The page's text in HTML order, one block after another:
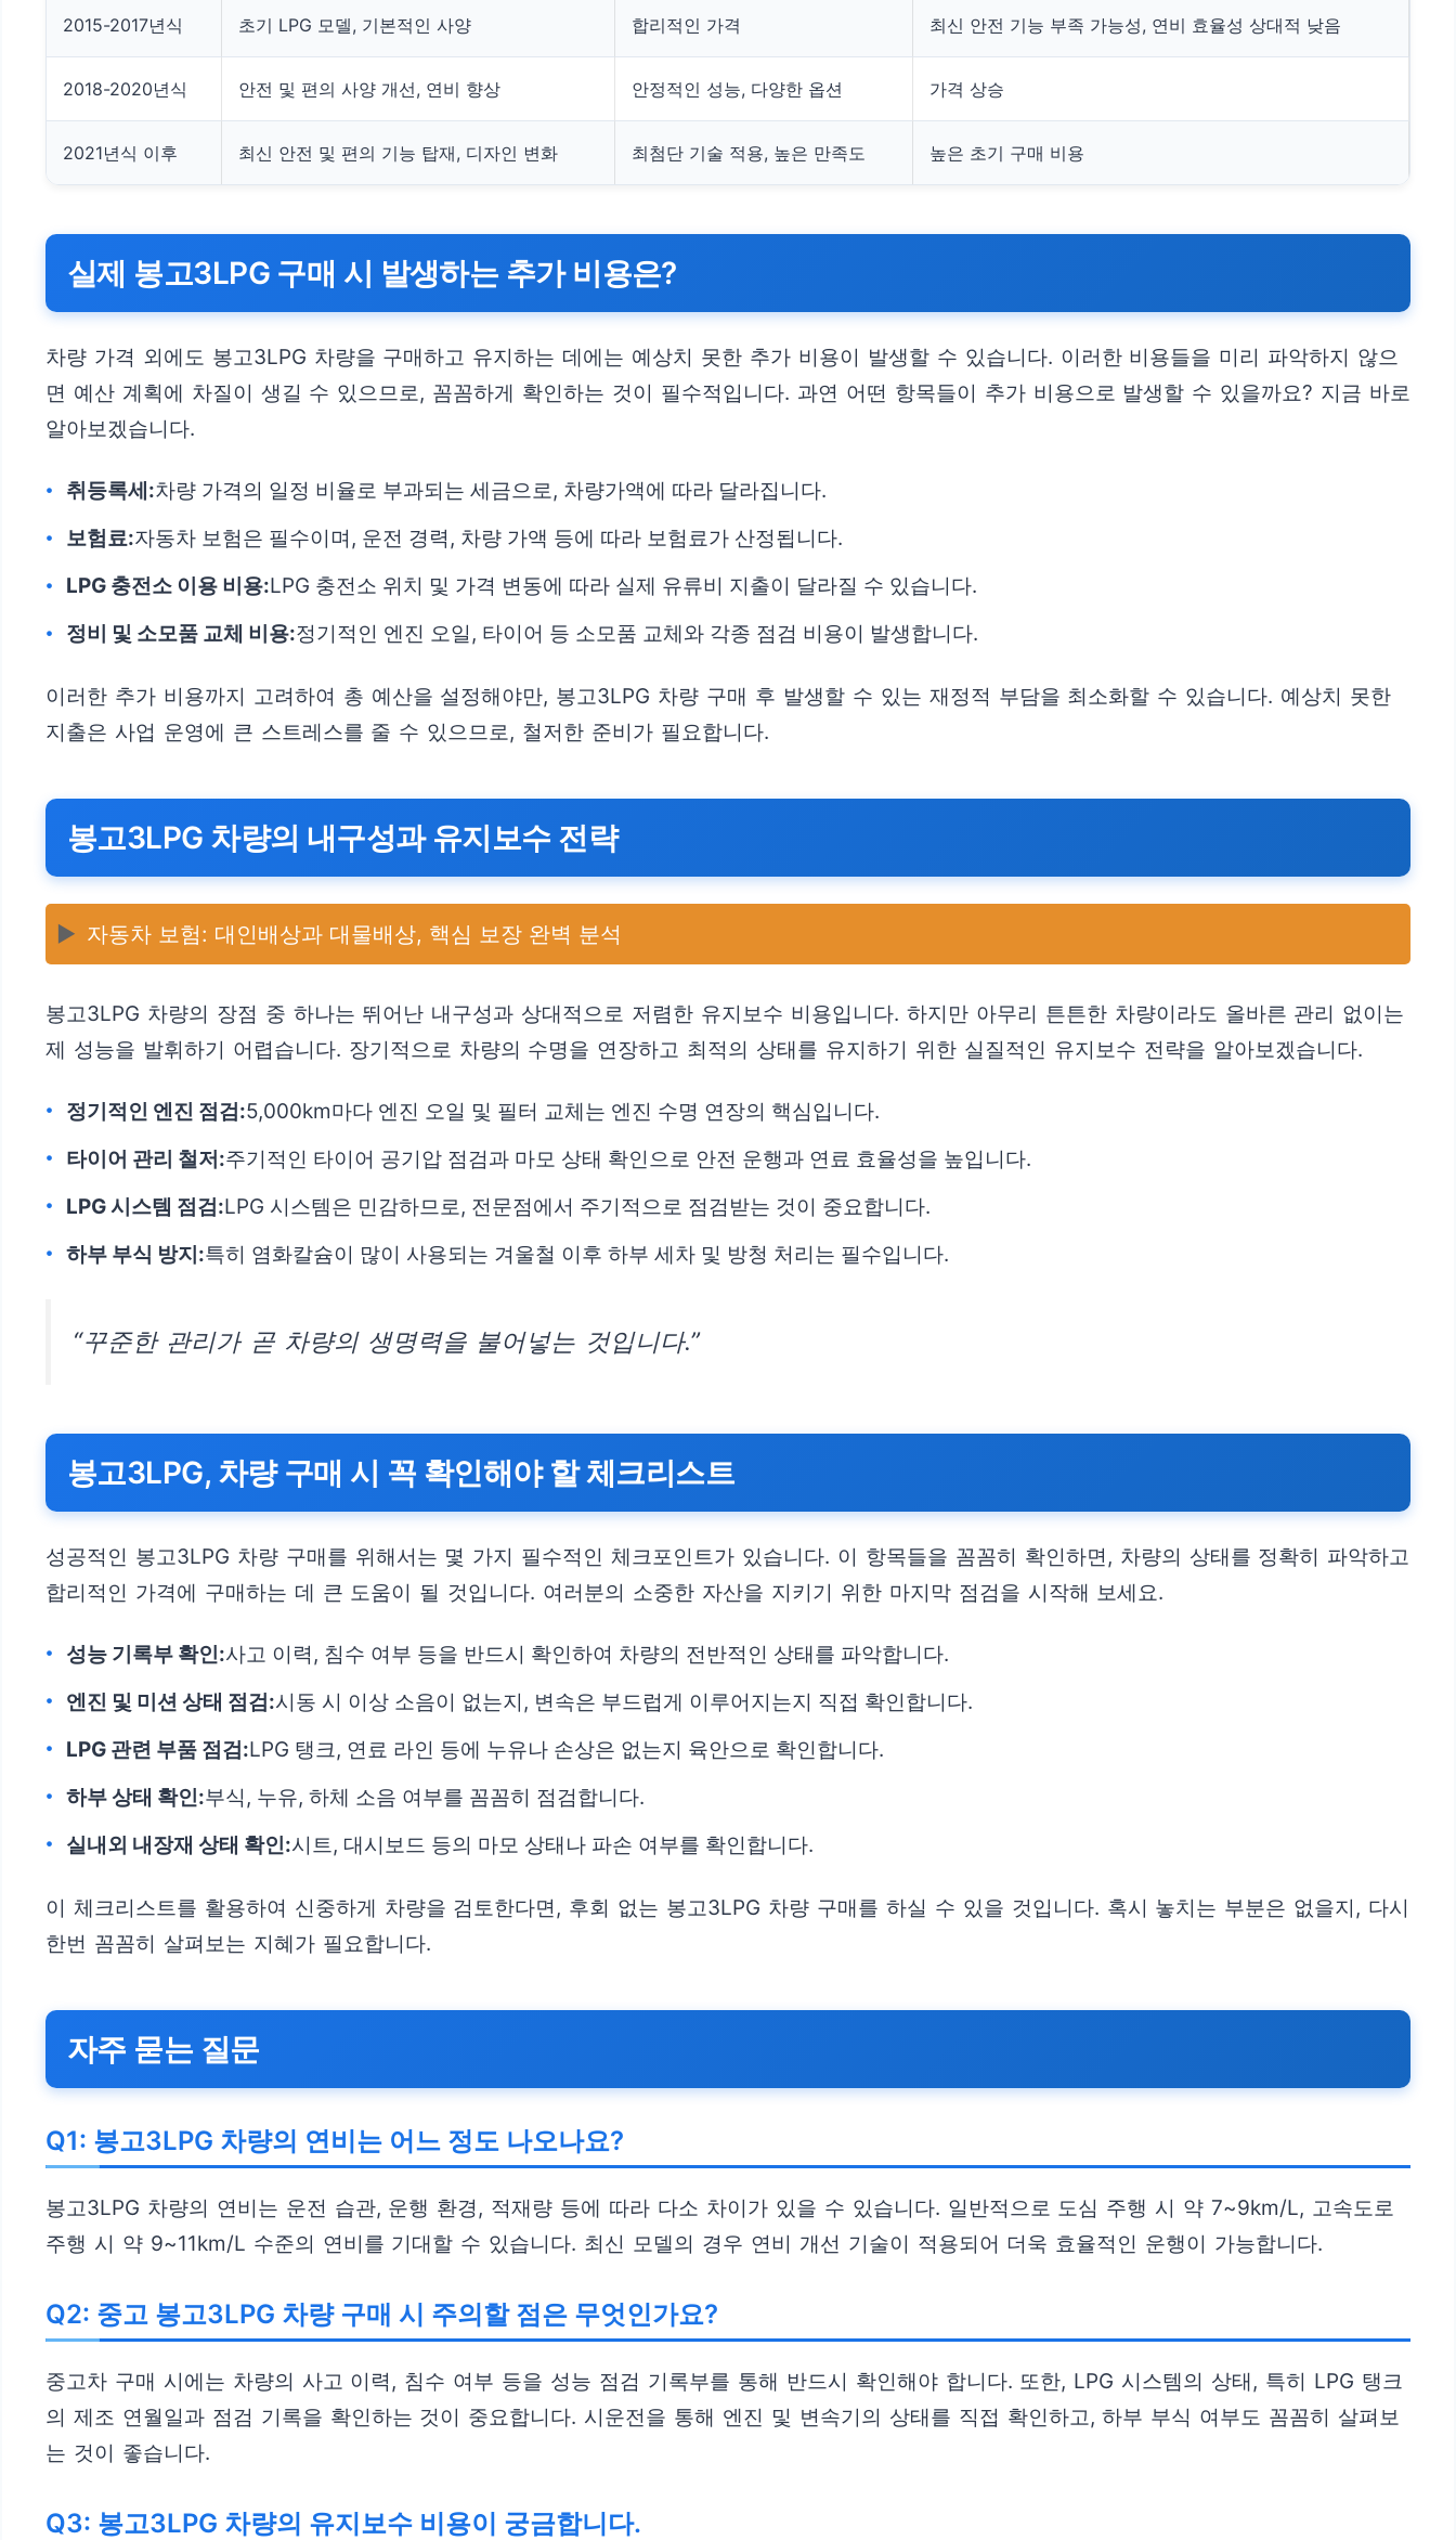
2015-2017년식 초기 LPG 모델, 기본적인 사양 합리적인 가격 최신 안전 기능 부족 가능성, 연비 효율성 상대적 낮음
2018-2020년식 안전 및 편의 사양 개선, 연비 향상 안정적인 성능, 다양한 옵션 가격 상승
2021년식 이후 최신 안전 및 편의 기능 탑재, 디자인 변화 최첨단 기술 적용, 높은 만족도 높은 초기 구매 비용
실제 봉고3LPG 구매 시 발생하는 추가 비용은?
차량 가격 외에도 봉고3LPG 차량을 구매하고 유지하는 데에는 예상치 못한 추가 비용이 발생할 수 있습니다. 이러한 비용들을 미리 파악하지 않으
면 예산 계획에 차질이 생길 수 있으므로, 꼼꼼하게 확인하는 것이 필수적입니다. 과연 어떤 항목들이 추가 비용으로 발생할 수 있을까요? 지금 바로
알아보겠습니다.
취등록세:차량 가격의 일정 비율로 부과되는 세금으로, 차량가액에 따라 달라집니다.
보험료:자동차 보험은 필수이며, 운전 경력, 차량 가액 등에 따라 보험료가 산정됩니다.
LPG 충전소 이용 비용:LPG 충전소 위치 및 가격 변동에 따라 실제 유류비 지출이 달라질 수 있습니다.
정비 및 소모품 교체 비용:정기적인 엔진 오일, 타이어 등 소모품 교체와 각종 점검 비용이 발생합니다.
이러한 추가 비용까지 고려하여 총 예산을 설정해야만, 봉고3LPG 차량 구매 후 발생할 수 있는 재정적 부담을 최소화할 수 있습니다. 예상치 못한
지출은 사업 운영에 큰 스트레스를 줄 수 있으므로, 철저한 준비가 필요합니다.
봉고3LPG 차량의 내구성과 유지보수 전략
▶️ 자동차 보험: 대인배상과 대물배상, 핵심 보장 완벽 분석
봉고3LPG 차량의 장점 중 하나는 뛰어난 내구성과 상대적으로 저렴한 유지보수 비용입니다. 하지만 아무리 튼튼한 차량이라도 올바른 관리 없이는
제 성능을 발휘하기 어렵습니다. 장기적으로 차량의 수명을 연장하고 최적의 상태를 유지하기 위한 실질적인 유지보수 전략을 알아보겠습니다.
정기적인 엔진 점검:5,000km마다 엔진 오일 및 필터 교체는 엔진 수명 연장의 핵심입니다.
타이어 관리 철저:주기적인 타이어 공기압 점검과 마모 상태 확인으로 안전 운행과 연료 효율성을 높입니다.
LPG 시스템 점검:LPG 시스템은 민감하므로, 전문점에서 주기적으로 점검받는 것이 중요합니다.
하부 부식 방지:특히 염화칼슘이 많이 사용되는 겨울철 이후 하부 세차 및 방청 처리는 필수입니다.
“꾸준한 관리가 곧 차량의 생명력을 불어넣는 것입니다.”
봉고3LPG, 차량 구매 시 꼭 확인해야 할 체크리스트
성공적인 봉고3LPG 차량 구매를 위해서는 몇 가지 필수적인 체크포인트가 있습니다. 이 항목들을 꼼꼼히 확인하면, 차량의 상태를 정확히 파악하고
합리적인 가격에 구매하는 데 큰 도움이 될 것입니다. 여러분의 소중한 자산을 지키기 위한 마지막 점검을 시작해 보세요.
성능 기록부 확인:사고 이력, 침수 여부 등을 반드시 확인하여 차량의 전반적인 상태를 파악합니다.
엔진 및 미션 상태 점검:시동 시 이상 소음이 없는지, 변속은 부드럽게 이루어지는지 직접 확인합니다.
LPG 관련 부품 점검:LPG 탱크, 연료 라인 등에 누유나 손상은 없는지 육안으로 확인합니다.
하부 상태 확인:부식, 누유, 하체 소음 여부를 꼼꼼히 점검합니다.
실내외 내장재 상태 확인:시트, 대시보드 등의 마모 상태나 파손 여부를 확인합니다.
이 체크리스트를 활용하여 신중하게 차량을 검토한다면, 후회 없는 봉고3LPG 차량 구매를 하실 수 있을 것입니다. 혹시 놓치는 부분은 없을지, 다시
한번 꼼꼼히 살펴보는 지혜가 필요합니다.
자주 묻는 질문
Q1: 봉고3LPG 차량의 연비는 어느 정도 나오나요?
봉고3LPG 차량의 연비는 운전 습관, 운행 환경, 적재량 등에 따라 다소 차이가 있을 수 있습니다. 일반적으로 도심 주행 시 약 7~9km/L, 고속도로
주행 시 약 9~11km/L 수준의 연비를 기대할 수 있습니다. 최신 모델의 경우 연비 개선 기술이 적용되어 더욱 효율적인 운행이 가능합니다.
Q2: 중고 봉고3LPG 차량 구매 시 주의할 점은 무엇인가요?
중고차 구매 시에는 차량의 사고 이력, 침수 여부 등을 성능 점검 기록부를 통해 반드시 확인해야 합니다. 또한, LPG 시스템의 상태, 특히 LPG 탱크
의 제조 연월일과 점검 기록을 확인하는 것이 중요합니다. 시운전을 통해 엔진 및 변속기의 상태를 직접 확인하고, 하부 부식 여부도 꼼꼼히 살펴보
는 것이 좋습니다.
Q3: 봉고3LPG 차량의 유지보수 비용이 궁금합니다.